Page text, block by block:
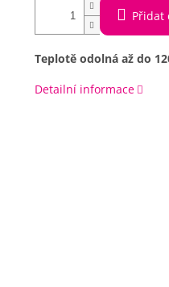
Přidat
Teplotě odolná až do
Detailní informace